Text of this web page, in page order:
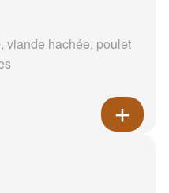
viande hachée, poulet